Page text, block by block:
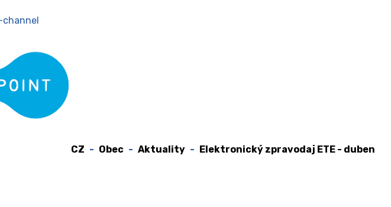
CZ Obec Aktuality Elektronický zpravodaj ETE - duben